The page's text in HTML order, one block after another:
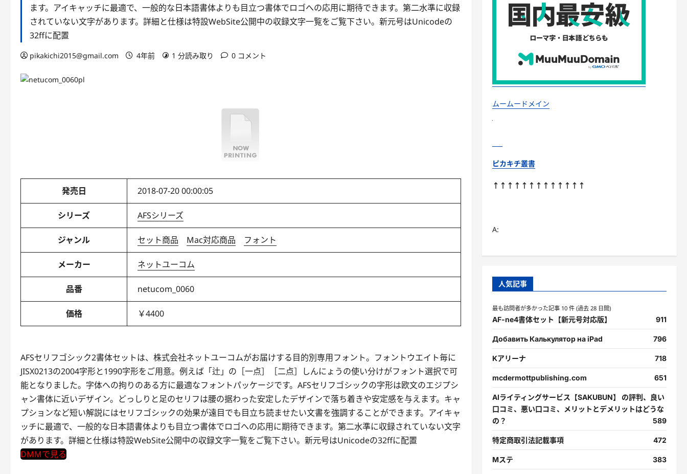
ます。アイキャッチに最適で、一般的な日本語書体よりも目立つ書体でロゴへの応用に期待できます。第二水準に収録
されていない文字があります。詳細と仕様は特設WebSite公開中の収録文字一覧をご覧下さい。新元号はUnicodeの
32ffに配置
pikakichi2015@gmail.com 4年前 1 分読み取り 0 コメント
発売日 2018-07-20 00:00:05
シリーズ AFSシリーズ
ジャンル セット商品 Mac対応商品 フォント
メーカー ネットユーコム
品番 netucom_0060
価格 ￥4400
AFSセリフゴシック2書体セットは、株式会社ネットユーコムがお届けする目的別専用フォント。フォントウエイト毎に
JISX0213の2004字形と1990字形をご用意。例えば「辻」の［一点］［二点］しんにょうの使い分けがフォント選択で可
能となりました。字体への拘りのある方に最適なフォントパッケージです。AFSセリフゴシックの字形は欧文のエジプシ
ャン書体に近いデザイン。どっしりと足のセリフは腰の据わった安定したデザインで落ち着きや安定感を与えます。キャ
プションなど短い解説にはセリフゴシックの効果が遠目でも目立ち読ませたい文書を強調することができます。アイキャ
ッチに最適で、一般的な日本語書体よりも目立つ書体でロゴへの応用に期待できます。第二水準に収録されていない文字
があります。詳細と仕様は特設WebSite公開中の収録文字一覧をご覧下さい。新元号はUnicodeの32ffに配置
DMMで見る
ムームードメイン
ピカキチ叢書
↑↑↑↑↑↑↑↑↑↑↑↑↑
A:
人気記事
最も訪問者が多かった記事 10 件 (過去 28 日間)
AF-ne4書体セット【新元号対応版】 911
Добавить Калькулятор на iPad 796
Kアリーナ 718
mcdermottpublishing.com 651
AIライティングサービス【SAKUBUN】 の評判、良い
口コミ、悪い口コミ、メリットとデメリットはどうな
の？
589
特定商取引法記載事項 472
Mステ 383